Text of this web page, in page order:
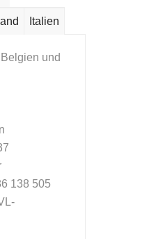
Italien
und
138 505